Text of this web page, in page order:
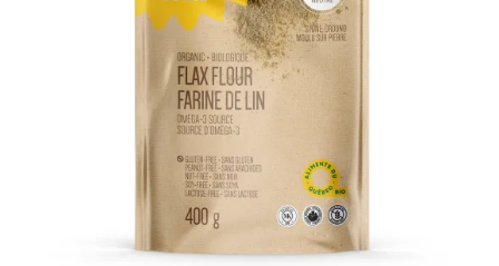
ADD TO CART DETAILS